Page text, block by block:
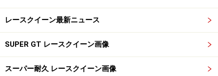
・誕生日／8月15日
・趣味、特技／コスプレ、マラソン、料理、野球観戦
・意気込み／憧れのドリフトエンジェルスに入れてとて
もうれしいです。ドリエンでは笑いの腕を磨いて飛躍の
レースクイーン最新ニュース
SUPER GT レースクイーン画像
スーパー耐久 レースクイーン画像